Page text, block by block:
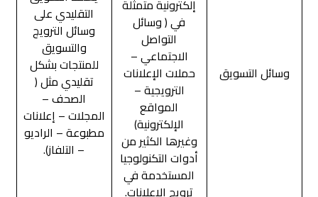
وسائل التسويق
إلكترونية متمثلة
في ( وسائل
التواصل
الاجتماعي –
حملات الإعلانات
الترويجية –
المواقع
الإلكترونية)
وغيرها الكثير من
أدوات التكنولوجيا
المستخدمة في
ترويج الإعلانات.
التقليدي على
وسائل الترويج
والتسويق
للمنتجات بشكل
تقليدي مثل (
الصحف –
المجلات – إعلانات
مطبوعة – الراديو
– التلفاز).